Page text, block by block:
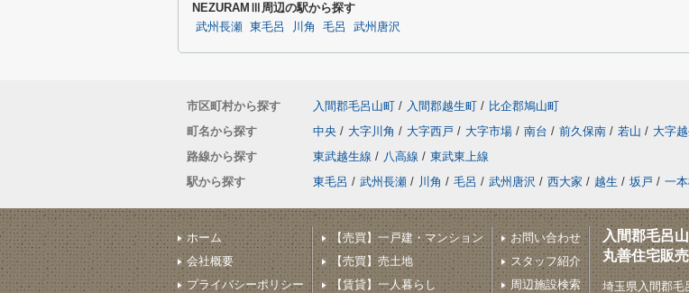
NEZURAMⅢ周辺の駅から探す
武州長瀬 東毛呂 川角 毛呂 武州唐沢
市区町村から探す 入間郡毛呂山町 / 入間郡越生町 / 比企郡鳩山町
町名から探す
中央 / 大字川角 / 大字西戸 / 大字市場 / 南台 / 前久保南 / 若山 / 大字
路線から探す
東武越生線 / 八高線 / 東武東上線
駅から探す
東毛呂 / 武州長瀬 / 川角 / 毛呂 / 武州唐沢 / 西大家 / 越生 / 坂戸 / 一
ホーム
会社概要
プライバシーポリシー
【売買】一戸建・マンション
【売買】売土地
【賃貸】一人暮らし
お問い合わせ
スタッフ紹介
周辺施設検索
入間郡毛呂
丸善住宅販
埼玉県入間郡毛